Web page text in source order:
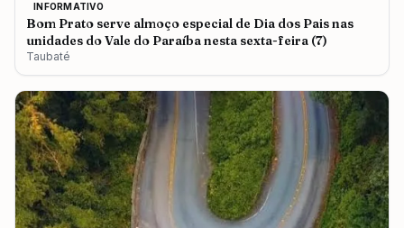
INFORMATIVO
Bom Prato serve almoço especial de Dia dos Pais nas
unidades do Vale do Paraíba nesta sexta-feira (7)
Taubaté